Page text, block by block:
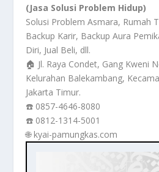
(Jasa Solusi Problem Hidup)
Solusi Problem Asmara, Rumah
Backup Karir, Backup Aura
Diri, Jual Beli, dll.
🏠 Jl. Raya Condet, Gang Kweni
Kelurahan Balekambang,
Jakarta Timur.
☎️ 0857-4646-8080
☎️ 0812-1314-5001
🌐 kyai-pamungkas.com